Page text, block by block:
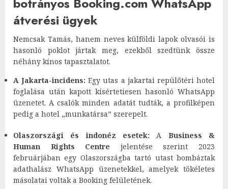
átverési ügyek
Nemcsak Tamás, hanem neves külföldi lapok olvasói is
hasonló poklot jártak meg, ezekből szedtünk össze
néhány kínos tapasztalatot.
A Jakarta-incidens: Egy utas a jakartai repülőtéri hotel
foglalása után kapott kísértetiesen hasonló WhatsApp
üzenetet. A csalók minden adatát tudták, a profilképen
pedig a hotel „munkatársa” szerepelt.
Olaszországi és indonéz esetek: A Business &
Human Rights Centre jelentése szerint 2023
februárjában egy Olaszországba tartó utast bombáztak
adathalász WhatsApp üzenetekkel, amelyek tökéletes
másolatai voltak a Booking felületének.